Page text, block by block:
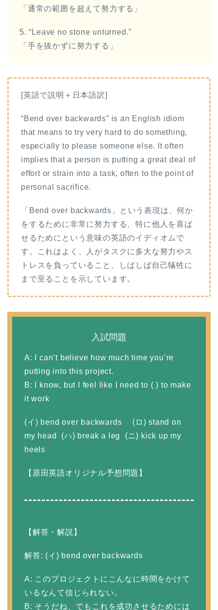
「通常の範囲を超えて努力する」
5. “Leave no stone unturned.”
「手を抜かずに努力する」
[英語で説明＋日本語訳]
“Bend over backwards” is an English idiom
that means to try very hard to do something,
especially to please someone else. It often
implies that a person is putting a great deal of
effort or strain into a task, often to the point of
personal sacrifice.
「Bend over backwards」という表現は、何か
をするために非常に努力する、特に他人を喜ば
せるためにという意味の英語のイディオムで
す。これはよく、人がタスクに多大な努力やス
トレスを負っていること、しばしば自己犠牲に
まで至ることを示しています。
入試問題
A: I can’t believe how much time you’re
putting into this project.
B: I know, but I feel like I need to ( ) to make
it work
(イ) bend over backwards (ロ) stand on
my head (ハ) break a leg (ニ) kick up my
heels
【原田英語オリジナル予想問題】
【解答・解説】
解答: (イ) bend over backwards
A: このプロジェクトにこんなに時間をかけて
いるなんて信じられない。
B: そうだね、でもこれを成功させるためには